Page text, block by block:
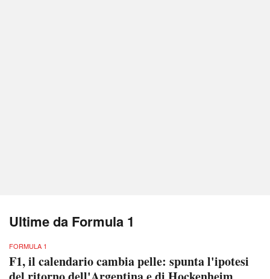
Ultime da Formula 1
FORMULA 1
F1, il calendario cambia pelle: spunta l'ipotesi